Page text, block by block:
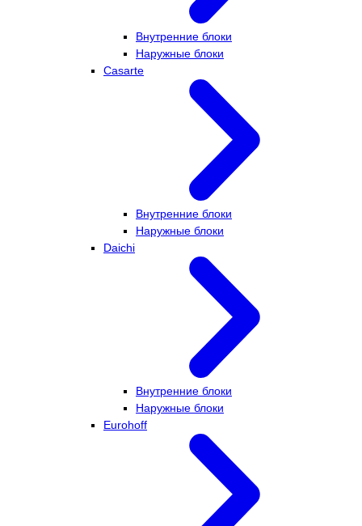
Внутренние блоки
Наружные блоки
Casarte
Внутренние блоки
Наружные блоки
Daichi
Внутренние блоки
Наружные блоки
Eurohoff